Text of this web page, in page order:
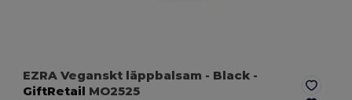
EZRA Veganskt läppbalsam - Black -
GiftRetail MO2525